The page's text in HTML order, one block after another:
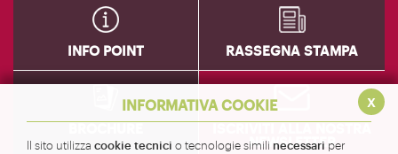
x
INFORMATIVA COOKIE
Il sito utilizza cookie tecnici o tecnologie simili necessari per
INFO POINT RASSEGNA STAMPA
BROCHURE ISCRIVITI ALLA NOSTRA
NEWSLETTER